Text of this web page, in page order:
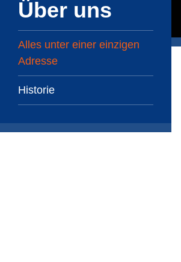
Über uns
Alles unter einer einzigen
Adresse
Historie